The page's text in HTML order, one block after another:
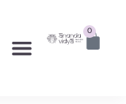
0